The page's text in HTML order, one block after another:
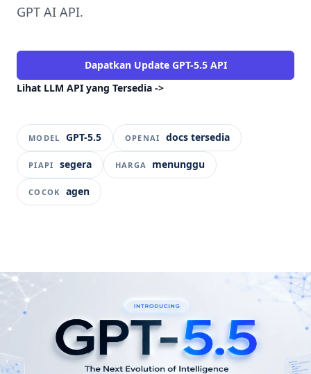
GPT AI API.
Dapatkan Update GPT-5.5 API
Lihat LLM API yang Tersedia ->
MODEL GPT-5.5 OPENAI docs tersedia
PIAPI segera HARGA menunggu
COCOK agen